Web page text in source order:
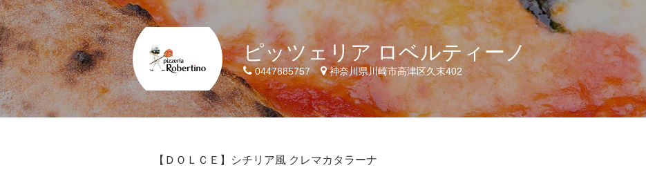
ピッツェリア ロベルティーノ
0447885757 神奈川県川崎市高津区久末402
【ＤＯＬＣＥ】シチリア風 クレマカタラーナ